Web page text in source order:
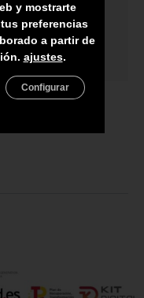
NO INCLUYE
y mostrarte
preferencias
a partir de
ajustes.
Configurar